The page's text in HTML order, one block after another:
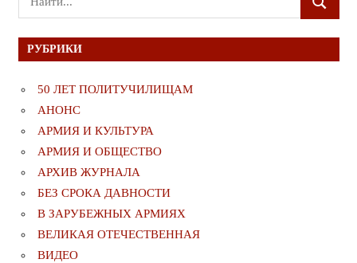
для:
ПОИСК
РУБРИКИ
50 ЛЕТ ПОЛИТУЧИЛИЩАМ
АНОНС
АРМИЯ И КУЛЬТУРА
АРМИЯ И ОБЩЕСТВО
АРХИВ ЖУРНАЛА
БЕЗ СРОКА ДАВНОСТИ
В ЗАРУБЕЖНЫХ АРМИЯХ
ВЕЛИКАЯ ОТЕЧЕСТВЕННАЯ
ВИДЕО